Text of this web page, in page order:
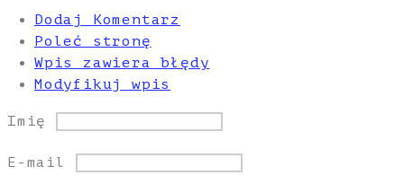
Dodaj Komentarz
Poleć stronę
Wpis zawiera błędy
Modyfikuj wpis
Imię
E-mail